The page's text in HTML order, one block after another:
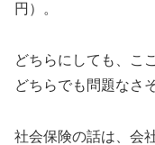
円）。
どちらにしても、こ
どちらでも問題なさ
社会保険の話は、会